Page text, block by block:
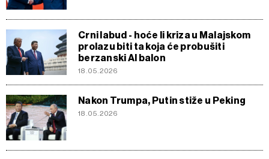
Crni labud - hoće li kriza u Malajskom
prolazu biti ta koja će probušiti
berzanski AI balon
18.05.2026
Nakon Trumpa, Putin stiže u Peking
18.05.2026